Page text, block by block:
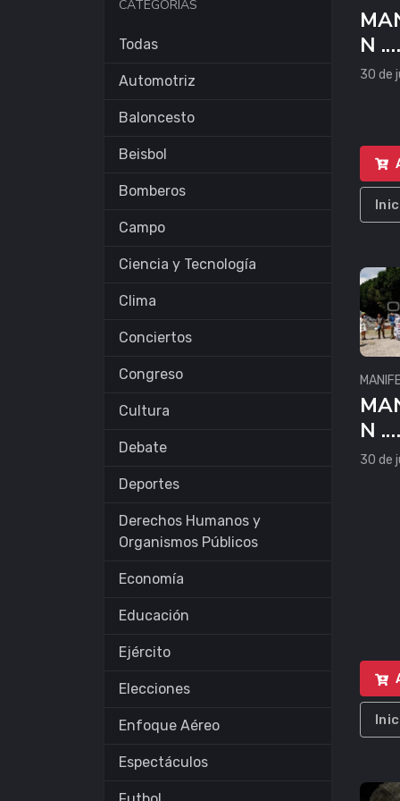
CATEGORÍAS
Todas
Automotriz
Baloncesto
Beisbol
Bomberos
Campo
Ciencia y Tecnología
Clima
Conciertos
Congreso
Cultura
Debate
Deportes
Derechos Humanos y
Organismos Públicos
Economía
Educación
Ejército
Elecciones
Enfoque Aéreo
Espectáculos
N .
30 de
N .
30 de